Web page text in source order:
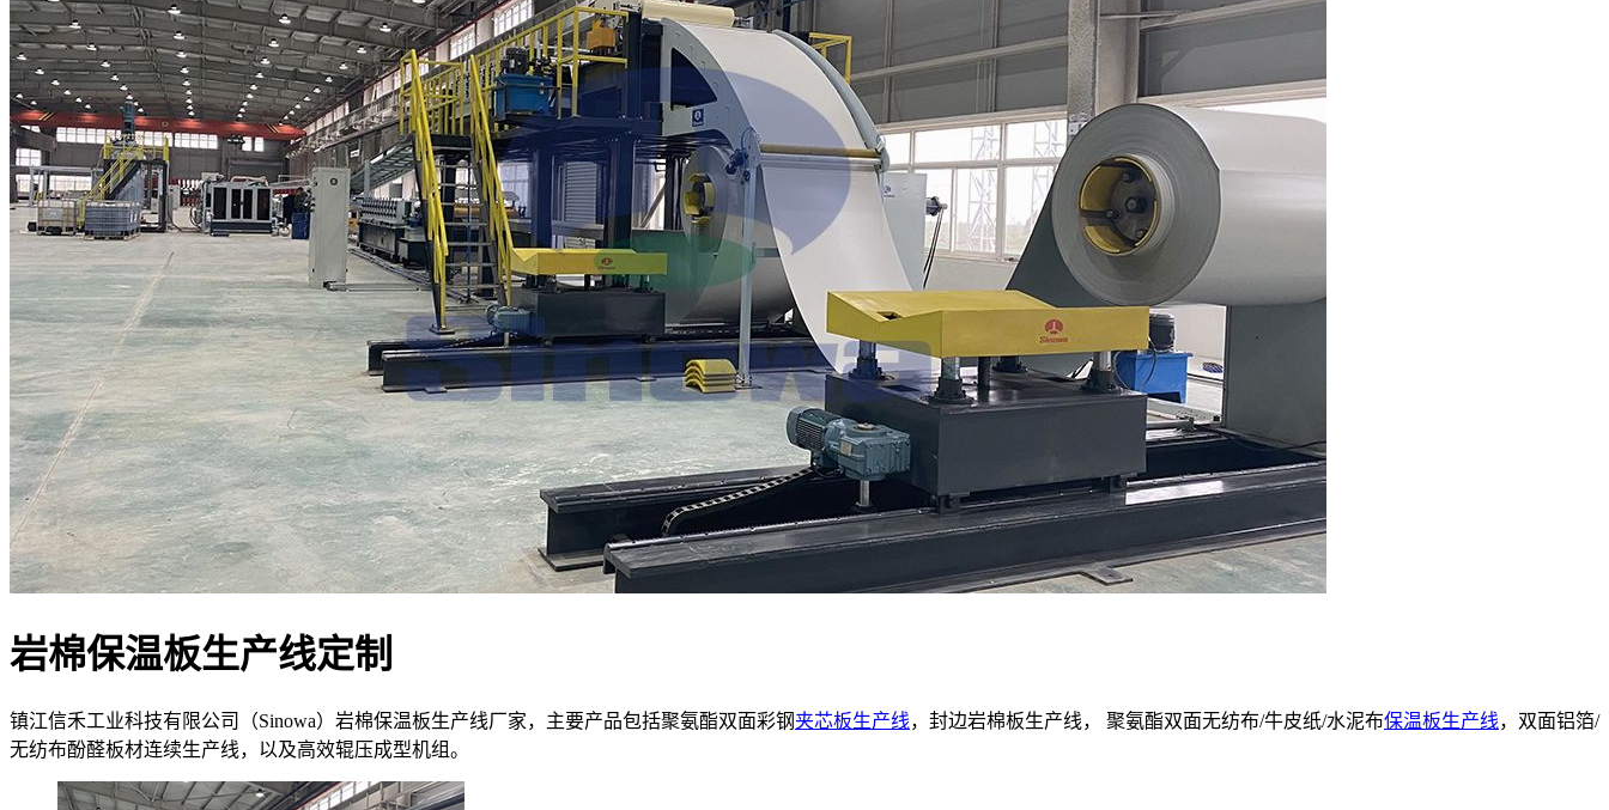
岩棉保温板生产线定制
镇江信禾工业科技有限公司（Sinowa）岩棉保温板生产线厂家，主要产品包括聚氨酯双面彩钢夹芯板生产线，封边岩棉板生产线， 聚氨酯双面无纺布/牛皮纸/水泥布保温板生产线，双面铝箔/
无纺布酚醛板材连续生产线，以及高效辊压成型机组。